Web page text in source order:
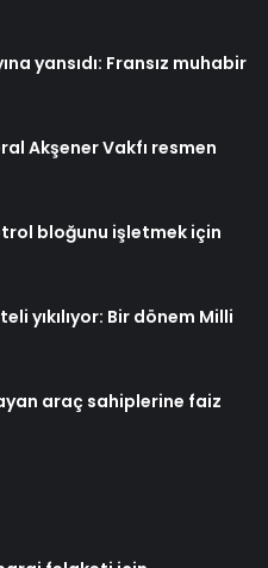
yansıdı: Fransız muhabir
Akşener Vakfı resmen
bloğunu işletmek için
yıkılıyor: Bir dönem Milli
araç sahiplerine faiz